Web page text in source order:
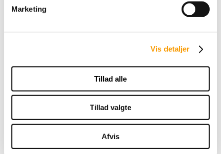
Marketing
Vis detaljer
Tillad alle
Tillad valgte
Afvis